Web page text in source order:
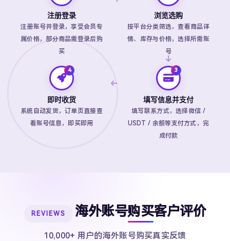
注册登录
注册账号并登录，享受会员专
属价格，部分商品需登录后购
买
浏览选购
按平台分类筛选，查看商品详
情、库存与价格，选择所需账
号
填写信息并支付
填写联系方式，选择微信 /
USDT / 余额等支付方式，完
成付款
即时收货
系统自动发货，订单页直接查
看账号信息，即买即用
REVIEWS 海外账号购买客户评价
10,000+ 用户的海外账号购买真实反馈